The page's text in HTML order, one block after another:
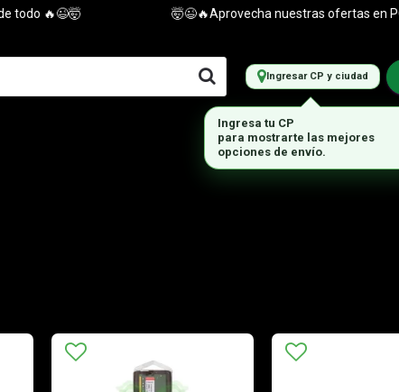
🔥😉🤯 🤯😉🔥Aprovecha nuestras ofertas en PC
Ingresar CP y ciudad